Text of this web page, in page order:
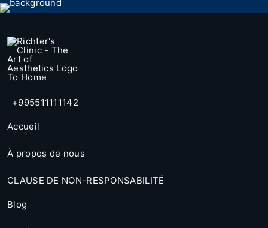
+995511111142
Accueil
À propos de nous
CLAUSE DE NON-RESPONSABILITÉ
Blog